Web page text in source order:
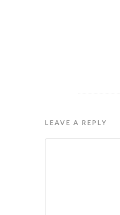
LEAVE A REPLY